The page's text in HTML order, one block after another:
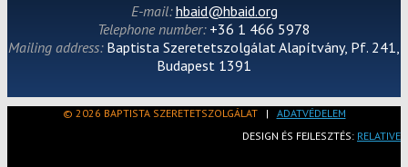
E-mail:hbaid@hbaid.org
Telephone number: +36 1 466 5978
Mailing address: Baptista Szeretetszolgálat Alapítvány, Pf. 241,
Budapest 1391
© 2026 BAPTISTA SZERETETSZOLGÁLAT| ADATVÉDELEM
DESIGN ÉS FEJLESZTÉS: RELATIVE